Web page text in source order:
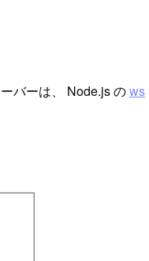
バーは、 Node.js のws